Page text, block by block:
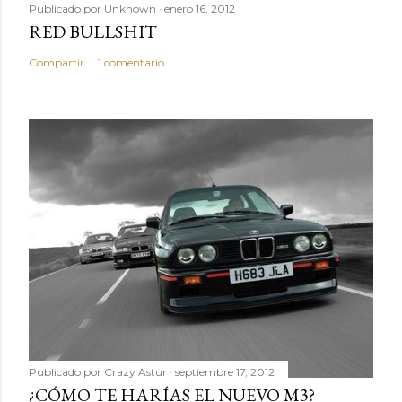
r
i
Publicado por Unknown enero 16, 2012
RED BULLSHIT
Compartir 1 comentario
Publicado por Crazy Astur septiembre 17, 2012
¿CÓMO TE HARÍAS EL NUEVO M3?